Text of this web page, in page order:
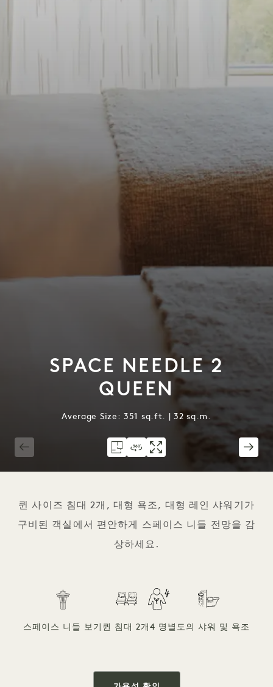
SPACE NEEDLE 2
QUEEN
Average Size: 351 sq.ft. | 32 sq.m.
퀸 사이즈 침대 2개, 대형 욕조, 대형 레인 샤워기가
구비된 객실에서 편안하게 스페이스 니들 전망을 감
상하세요.
스페이스 니들 보기 퀸 침대 2개 4 명 별도의 샤워 및 욕조